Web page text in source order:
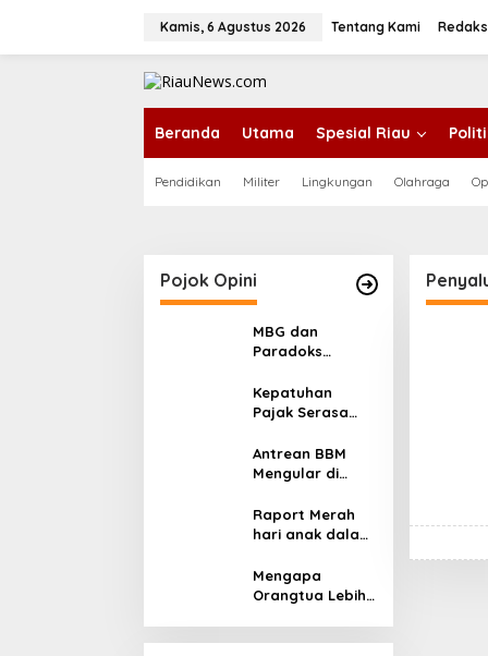
Kamis, 6 Agustus 2026 Tentang Kami
Beranda Utama Spesial Riau
Pendidikan Militer Lingkungan Olahraga
Pojok Opini
MBG dan
Paradoks
Perbaikan Gizi
yang Salah
Kepatuhan
Pajak Serasa
Pajak
Antrean BBM
Mengular di
Kalimantan,
Cerminan
Kelola Energi
Nasional
Raport Merah
hari anak dalam
Sekulerisme
Mengapa
Orangtua Lebih